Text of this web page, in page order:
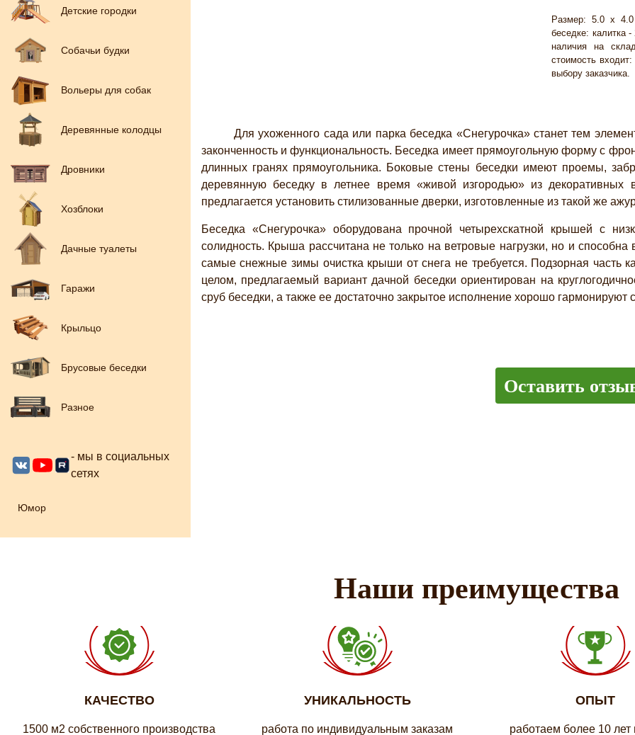
Детские городки
Собачьи будки
Вольеры для собак
Деревянные колодцы
Дровники
Хозблоки
Дачные туалеты
Гаражи
Крыльцо
Брусовые беседки
Разное
- мы в социальных
сетях
Юмор
Размер: 5.0 х
беседке: калитка
наличия на
стоимость
выбору заказчика.
Для ухоженного сада или парка беседка «Снегурочка» станет тем
законченность и функциональность. Беседка имеет прямоугольную форму с
длинных гранях прямоугольника. Боковые стены беседки имеют проемы,
деревянную беседку в летнее время «живой изгородью» из
предлагается установить стилизованные дверки, изготовленные из такой же
Беседка «Снегурочка» оборудована прочной четырехскатной крышей с
солидность. Крыша рассчитана не только на ветровые нагрузки, но и
самые снежные зимы очистка крыши от снега не требуется. Подзорная часть
целом, предлагаемый вариант дачной беседки ориентирован на
сруб беседки, а также ее достаточно закрытое исполнение хорошо
Оставить
Наши преимущества
КАЧЕСТВО
1500 м2 собственного производства
УНИКАЛЬНОСТЬ
работа по индивидуальным заказам
ОПЫТ
работаем более 10 лет